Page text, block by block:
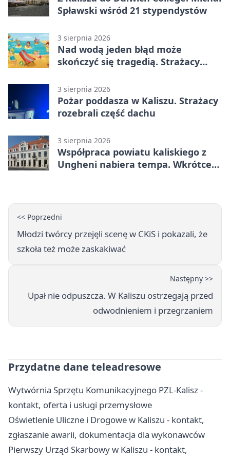
Spławski wśród 21 stypendystów
3 sierpnia 2026
Nad wodą jeden błąd może
skończyć się tragedią. Strażacy
3 sierpnia 2026
Pożar poddasza w Kaliszu. Strażacy
rozebrali część dachu
3 sierpnia 2026
Współpraca powiatu kaliskiego z
Ungheni nabiera tempa. Wkrótce
<< Poprzedni
Młodzi twórcy przejęli scenę w CKiS i pokazali, że
szkoła też może zaskakiwać
Następny >>
Upał nie odpuszcza. W Kaliszu ostrzegają przed
odwodnieniem i przegrzaniem
Przydatne dane teleadresowe
Wytwórnia Sprzętu Komunikacyjnego PZL-Kalisz -
kontakt, oferta i usługi przemysłowe
Oświetlenie Uliczne i Drogowe w Kaliszu - kontakt,
zgłaszanie awarii, dokumentacja dla wykonawców
Pierwszy Urząd Skarbowy w Kaliszu - kontakt,